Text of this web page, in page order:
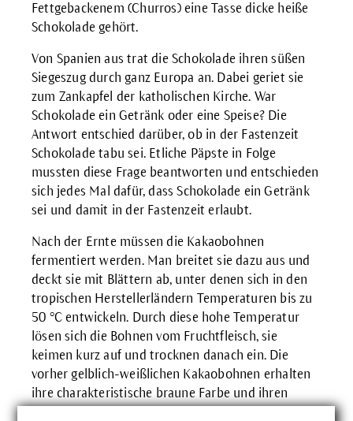
Fettgebackenem (Churros) eine Tasse dicke heiße
Schokolade gehört.
Von Spanien aus trat die Schokolade ihren süßen
Siegeszug durch ganz Europa an. Dabei geriet sie
zum Zankapfel der katholischen Kirche. War
Schokolade ein Getränk oder eine Speise? Die
Antwort entschied darüber, ob in der Fastenzeit
Schokolade tabu sei. Etliche Päpste in Folge
mussten diese Frage beantworten und entschieden
sich jedes Mal dafür, dass Schokolade ein Getränk
sei und damit in der Fastenzeit erlaubt.
Nach der Ernte müssen die Kakaobohnen
fermentiert werden. Man breitet sie dazu aus und
deckt sie mit Blättern ab, unter denen sich in den
tropischen Herstellerländern Temperaturen bis zu
50 °C entwickeln. Durch diese hohe Temperatur
lösen sich die Bohnen vom Fruchtfleisch, sie
keimen kurz auf und trocknen danach ein. Die
vorher gelblich-weißlichen Kakaobohnen erhalten
ihre charakteristische braune Farbe und ihren